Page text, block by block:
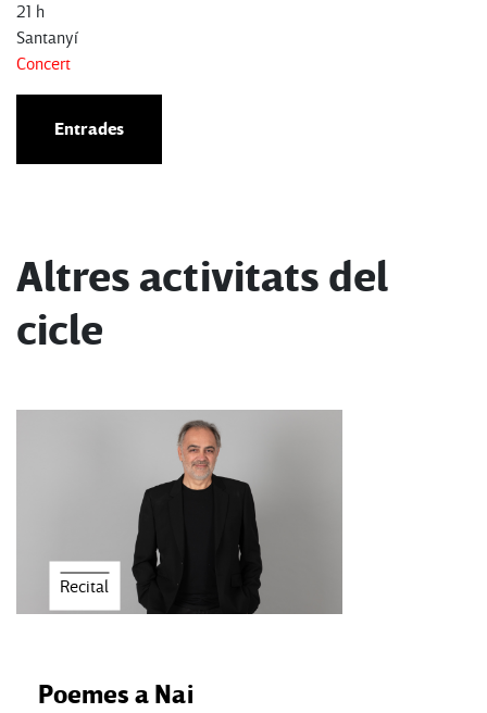
21 h
Santanyí
Concert
Entrades
Altres activitats del
cicle
Recital
Poemes a Nai